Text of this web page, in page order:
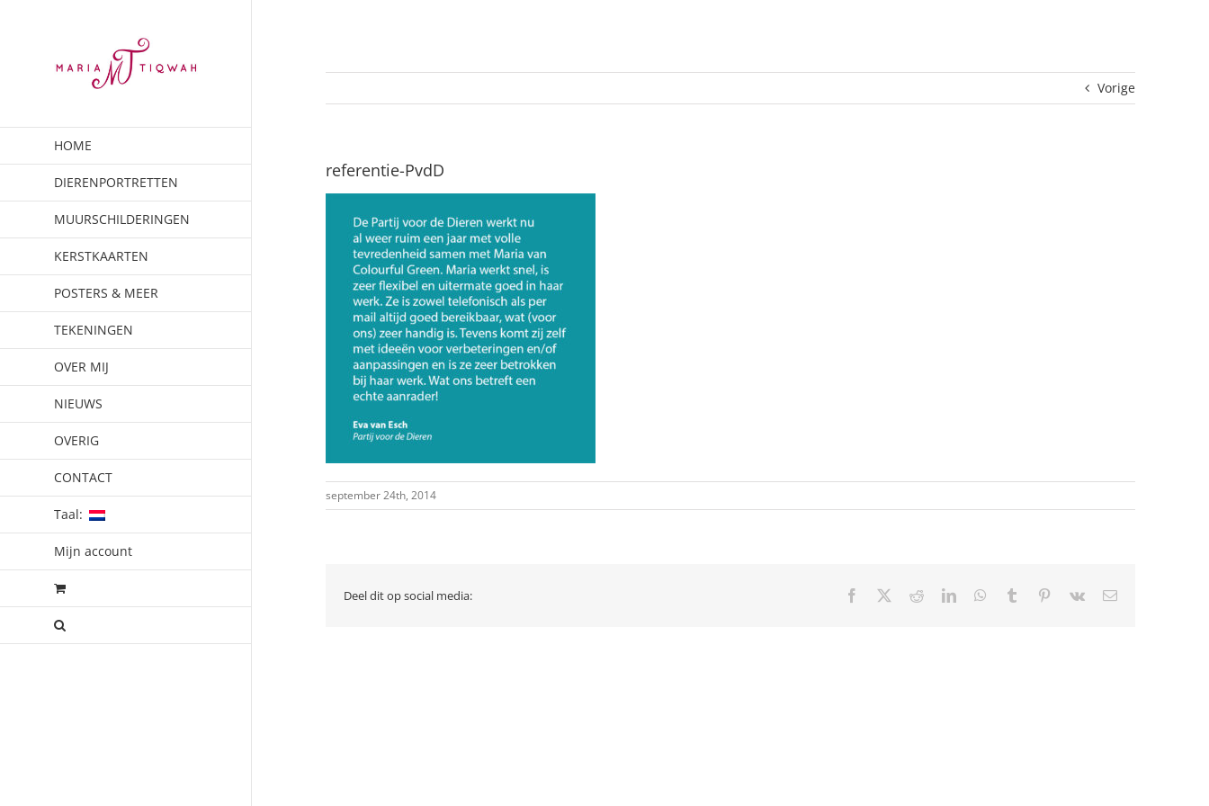
HOME
DIERENPORTRETTEN
MUURSCHILDERINGEN
KERSTKAARTEN
POSTERS & MEER
TEKENINGEN
OVER MIJ
NIEUWS
OVERIG
CONTACT
Taal:
Mijn account
Vorige
referentie-PvdD
september 24th, 2014
Deel dit op social media: Facebook RedditLinkedInWhatsApp
Tumblr Pinterest
Vk
E-